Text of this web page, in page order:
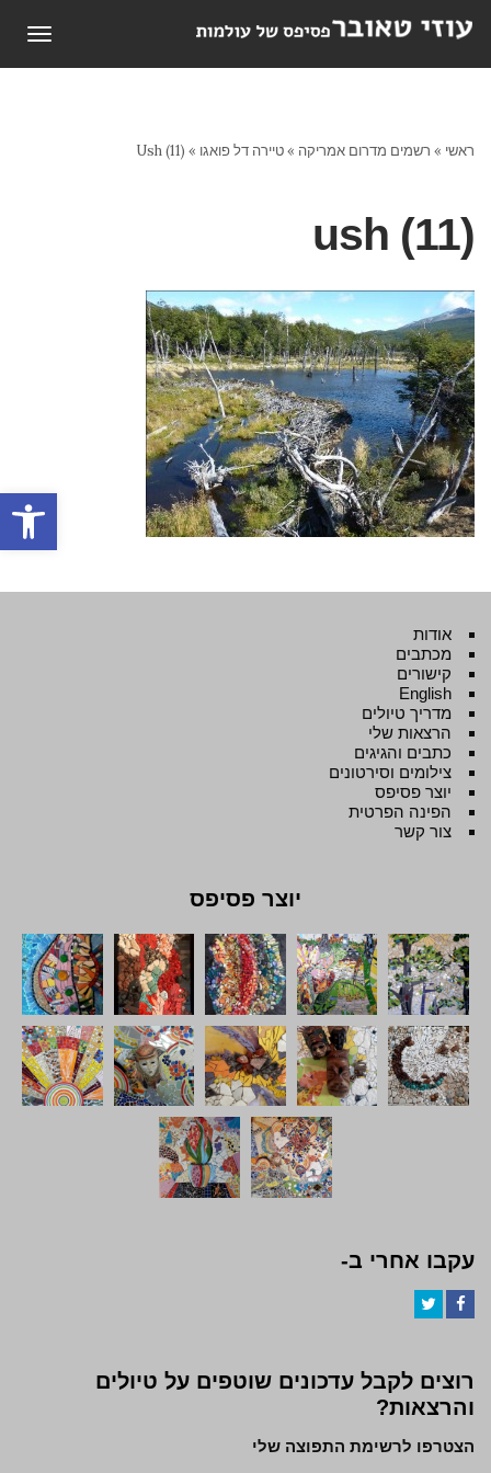
פתח
ראשי » רשמים מדרום אמריקה »טיירה דל פואגו »
Ush (11)
ush (11)
אודות
מכתבים
קישורים
English
מדריך טיולים
הרצאות שלי
כתבים והגיגים
צילומים וסירטונים
יוצר פסיפס
הפינה הפרטית
צור קשר
יוצר פסיפס
עקבו אחרי ב-
רוצים לקבל עדכונים שוטפים על טיולים
והרצאות?
הצטרפו לרשימת התפוצה שלי